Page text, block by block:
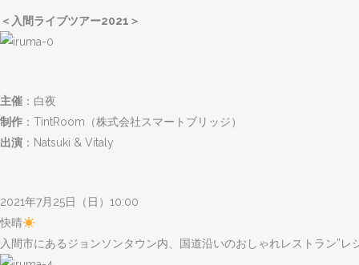
＜入間ライブツアー2021＞
主催 ：白夜
制作 ：TintRoom（株式会社スマートブリッジ）
出演 ：Natsuki & Vitaly
2021年7月25日（日）10:00
快晴
入間市にあるジョンソンタウン内、国道沿いのおしゃれレストラン”レ